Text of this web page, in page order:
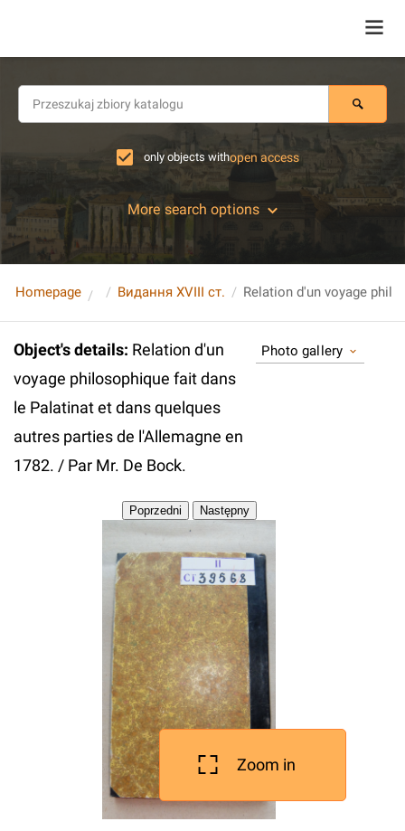
only objects withopen access
More search options
Homepage Видання XVIII ст.
Object's details: Relation d'un
voyage philosophique fait dans
le Palatinat et dans quelques
autres parties de l'Allemagne en
1782. / Par Mr. De Bock.
Photo gallery
Zoom in